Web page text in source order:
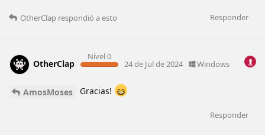
Responder
OtherClap respondió a esto
OtherClap
Nivel 0
24 de Jul de 2024 Windows
AmosMoses Gracias!
Responder